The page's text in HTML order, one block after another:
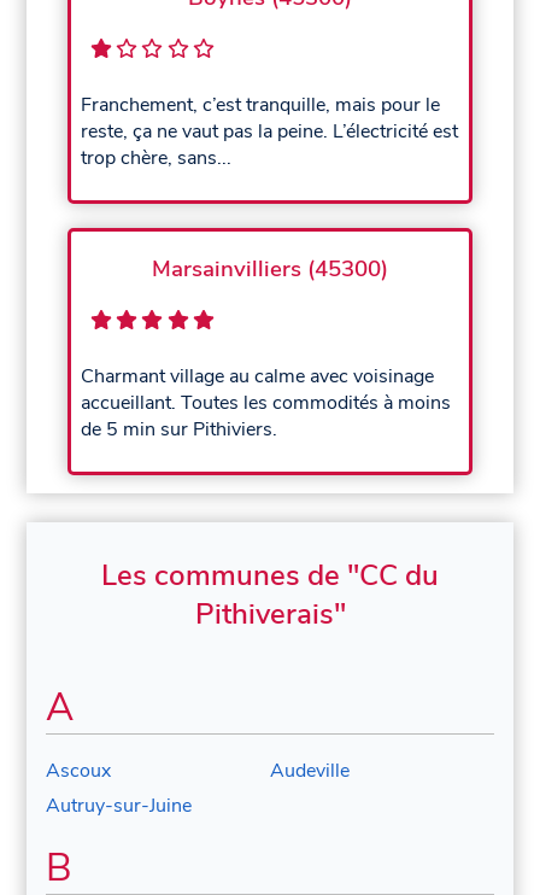
Franchement, c’est tranquille, mais pour le
reste, ça ne vaut pas la peine. L’électricité est
trop chère, sans...
Marsainvilliers (45300)
Charmant village au calme avec voisinage
accueillant. Toutes les commodités à moins
de 5 min sur Pithiviers.
Les communes de "CC du
Pithiverais"
A
Ascoux
Audeville
Autruy-sur-Juine
B